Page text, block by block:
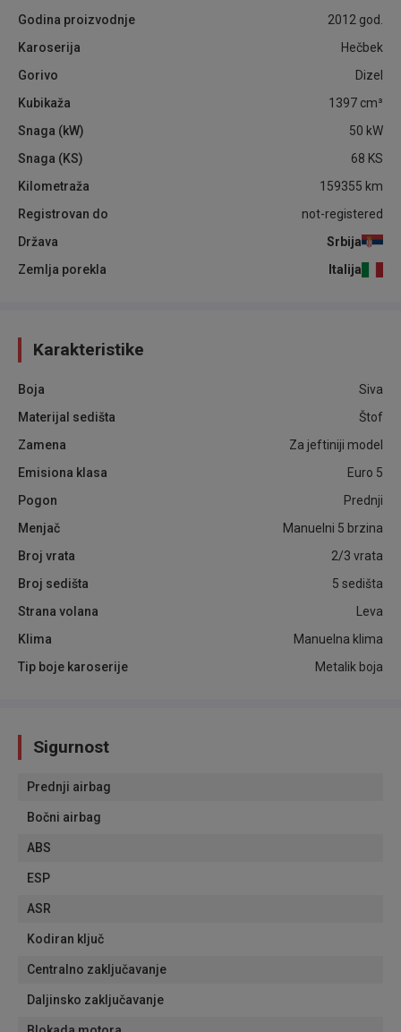
Godina proizvodnje
2012 god.
Karoserija
Hečbek
Gorivo
Dizel
Kubikaža
1397 cm³
Snaga (kW)
50 kW
Snaga (KS)
68 KS
Kilometraža
159355 km
Registrovan do
not-registered
Država
Srbija
Zemlja porekla
Italija
Karakteristike
Boja
Siva
Materijal sedišta
Štof
Zamena
Za jeftiniji model
Emisiona klasa
Euro 5
Pogon
Prednji
Menjač
Manuelni 5 brzina
Broj vrata
2/3 vrata
Broj sedišta
5 sedišta
Strana volana
Leva
Klima
Manuelna klima
Tip boje karoserije
Metalik boja
Sigurnost
Prednji airbag
Bočni airbag
ABS
ESP
ASR
Kodiran ključ
Centralno zaključavanje
Daljinsko zaključavanje